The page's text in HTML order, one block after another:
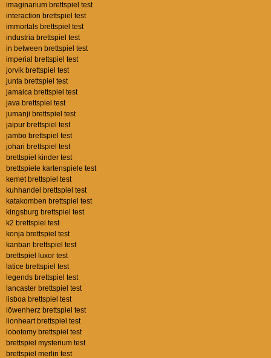
imaginarium brettspiel test
interaction brettspiel test
immortals brettspiel test
industria brettspiel test
in between brettspiel test
imperial brettspiel test
jorvik brettspiel test
junta brettspiel test
jamaica brettspiel test
java brettspiel test
jumanji brettspiel test
jaipur brettspiel test
jambo brettspiel test
johari brettspiel test
brettspiel kinder test
brettspiele kartenspiele test
kemet brettspiel test
kuhhandel brettspiel test
katakomben brettspiel test
kingsburg brettspiel test
k2 brettspiel test
konja brettspiel test
kanban brettspiel test
brettspiel luxor test
latice brettspiel test
legends brettspiel test
lancaster brettspiel test
lisboa brettspiel test
löwenherz brettspiel test
lionheart brettspiel test
lobotomy brettspiel test
brettspiel mysterium test
brettspiel merlin test